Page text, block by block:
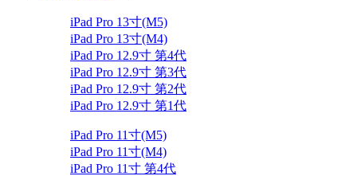
iPad Pro 13寸(M5)
iPad Pro 13寸(M4)
iPad Pro 12.9寸 第4代
iPad Pro 12.9寸 第3代
iPad Pro 12.9寸 第2代
iPad Pro 12.9寸 第1代
iPad Pro 11寸(M5)
iPad Pro 11寸(M4)
iPad Pro 11寸 第4代